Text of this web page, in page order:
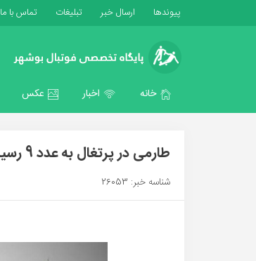
پیوندها ارسال خبر تبلیغات تماس با ما
خانه اخبار عکس
طارمی در پرتغال به عدد 9 رسید
شناسه خبر: 26053